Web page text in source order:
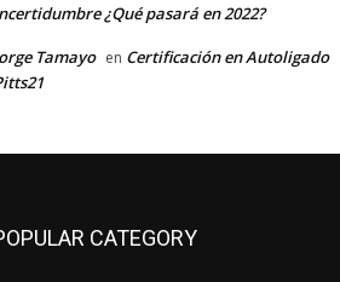
¿Qué pasará en 2022?
Tamayo en Certificación en Autoligado
CATEGORY